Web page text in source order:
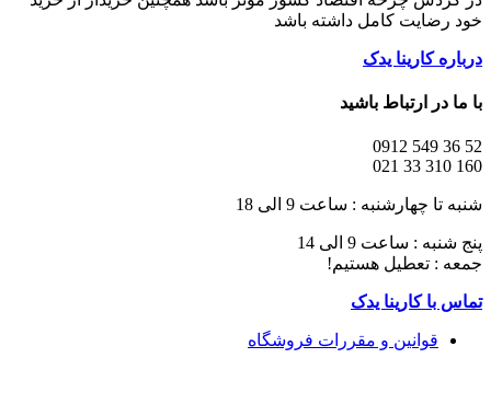
خود رضایت کامل داشته باشد
درباره کارینا یدک
با ما در ارتباط باشید
52 36 549 0912
160 310 33 021
شنبه تا چهارشنبه : ساعت 9 الی 18
پنج شنبه : ساعت 9 الی 14
جمعه : تعطیل هستیم!
تماس با کارینا یدک
قوانین و مقررات فروشگاه